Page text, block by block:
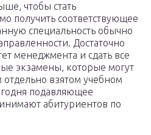
чтобы стать
получить соответствующее
специальность обычно
Достаточно
менеджмента и сдать все
экзамены, которые могут
взятом учебном
подавляющее
абитуриентов по